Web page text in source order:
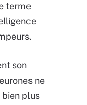
terme
son
ne
bien plus